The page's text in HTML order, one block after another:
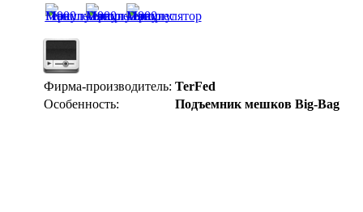
Фирма-производитель: TerFed
Особенность:
Подъемник мешков Big-Bag